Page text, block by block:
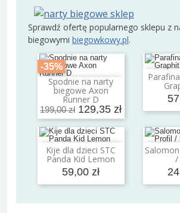
Sprawdź ofertę popularnego sklepu z
biegowymi biegowkowy.pl.
-35%
Spodnie na narty
biegowe Axon
Runner D
199,00 zł 129,35 zł
Dodaj do koszyka
Kije dla dzieci STC
Panda Kid Lemon
59,00 zł
Dodaj do koszyka
/